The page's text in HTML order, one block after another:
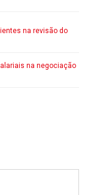
na revisão do
na negociação